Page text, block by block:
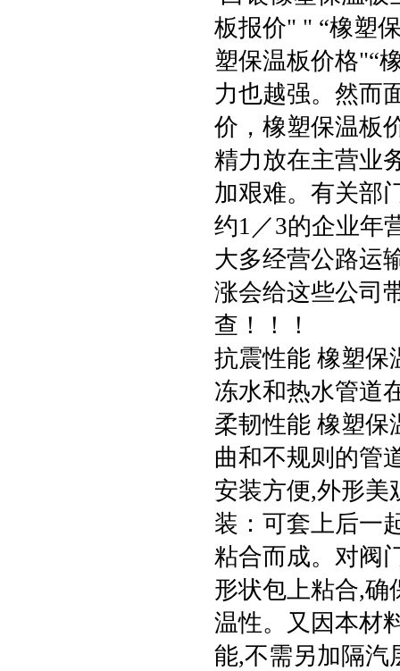
板报价" " “橡塑
塑保温板价格"“
力也越强。然而
价，橡塑保温板
精力放在主营业
加艰难。有关部
约1／3的企业年
大多经营公路运
涨会给这些公司
查！！！
抗震性能 橡塑保
冻水和热水管道
柔韧性能 橡塑保
曲和不规则的管
安装方便,外形美
装：可套上后一
粘合而成。对阀
形状包上粘合,确
温性。又因本材
能,不需另加隔汽